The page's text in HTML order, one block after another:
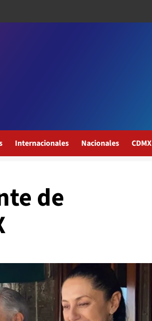
Internacionales Nacionales CDMX
de